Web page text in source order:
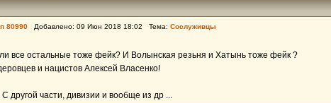
80990 Добавлено: 09 Июн 2018 18:02 Тема: Сослуживцы
все остальные тоже фейк? И Волынская резьня и Хатынь тоже фейк ?
и нацистов Алексей Власенко!
другой части, дивизии и вообще из др ...